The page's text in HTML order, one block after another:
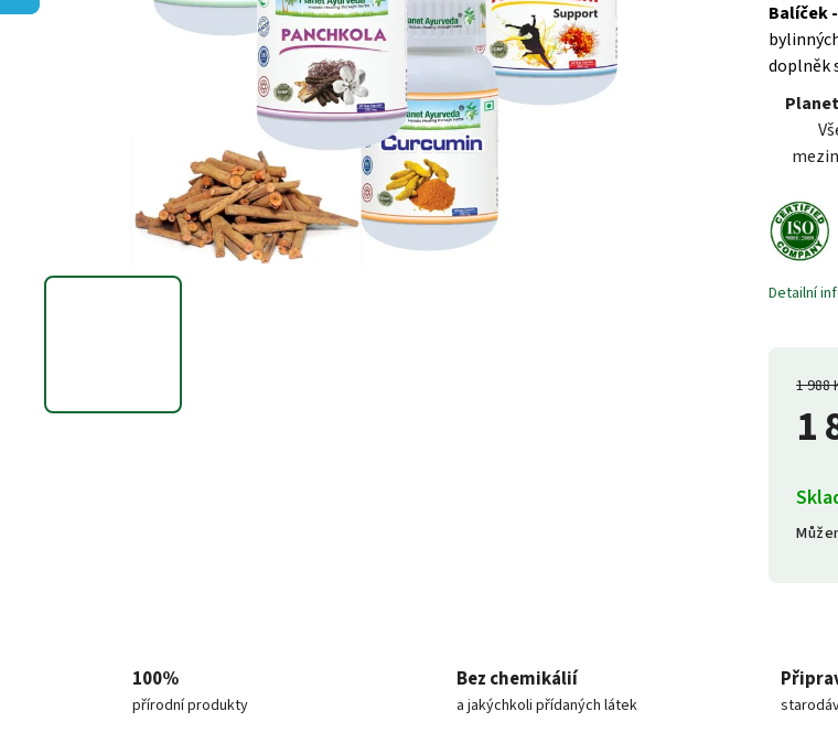
1 988
1
Balíček
doplněk
Detailní
100%
přírodní produkty
Bez chemikálií
a jakýchkoli přídaných látek